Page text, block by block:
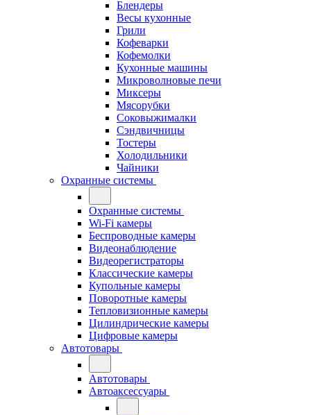
Блендеры
Весы кухонные
Грили
Кофеварки
Кофемолки
Кухонные машины
Микроволновые печи
Миксеры
Мясорубки
Соковыжималки
Сэндвичницы
Тостеры
Холодильники
Чайники
Охранные системы
Охранные системы
Wi-Fi камеры
Беспроводные камеры
Видеонаблюдение
Видеорегистраторы
Классические камеры
Купольные камеры
Поворотные камеры
Тепловизионные камеры
Цилиндрические камеры
Цифровые камеры
Автотовары
Автотовары
Автоаксессуары